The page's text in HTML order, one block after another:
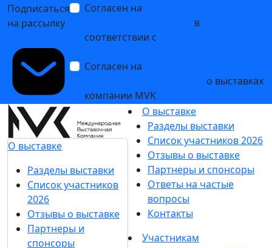
Подписаться
на рассылку
Согласен на
в
соответствии с
Согласен на
о выставках
компании MVK
О выставке
Разделы выставки
Список участников
2026
Отзывы о выставке
Партнеры и
спонсоры
О выставке
Разделы выставки
Список участников 2026
Отзывы о выставке
Партнеры и спонсоры
Ответы на частые
вопросы
Контакты
Участникам